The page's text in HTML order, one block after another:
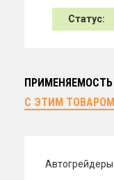
Статус:
ПРИМЕНЯЕМОСТЬ
С ЭТИМ
Автогрейдеры: